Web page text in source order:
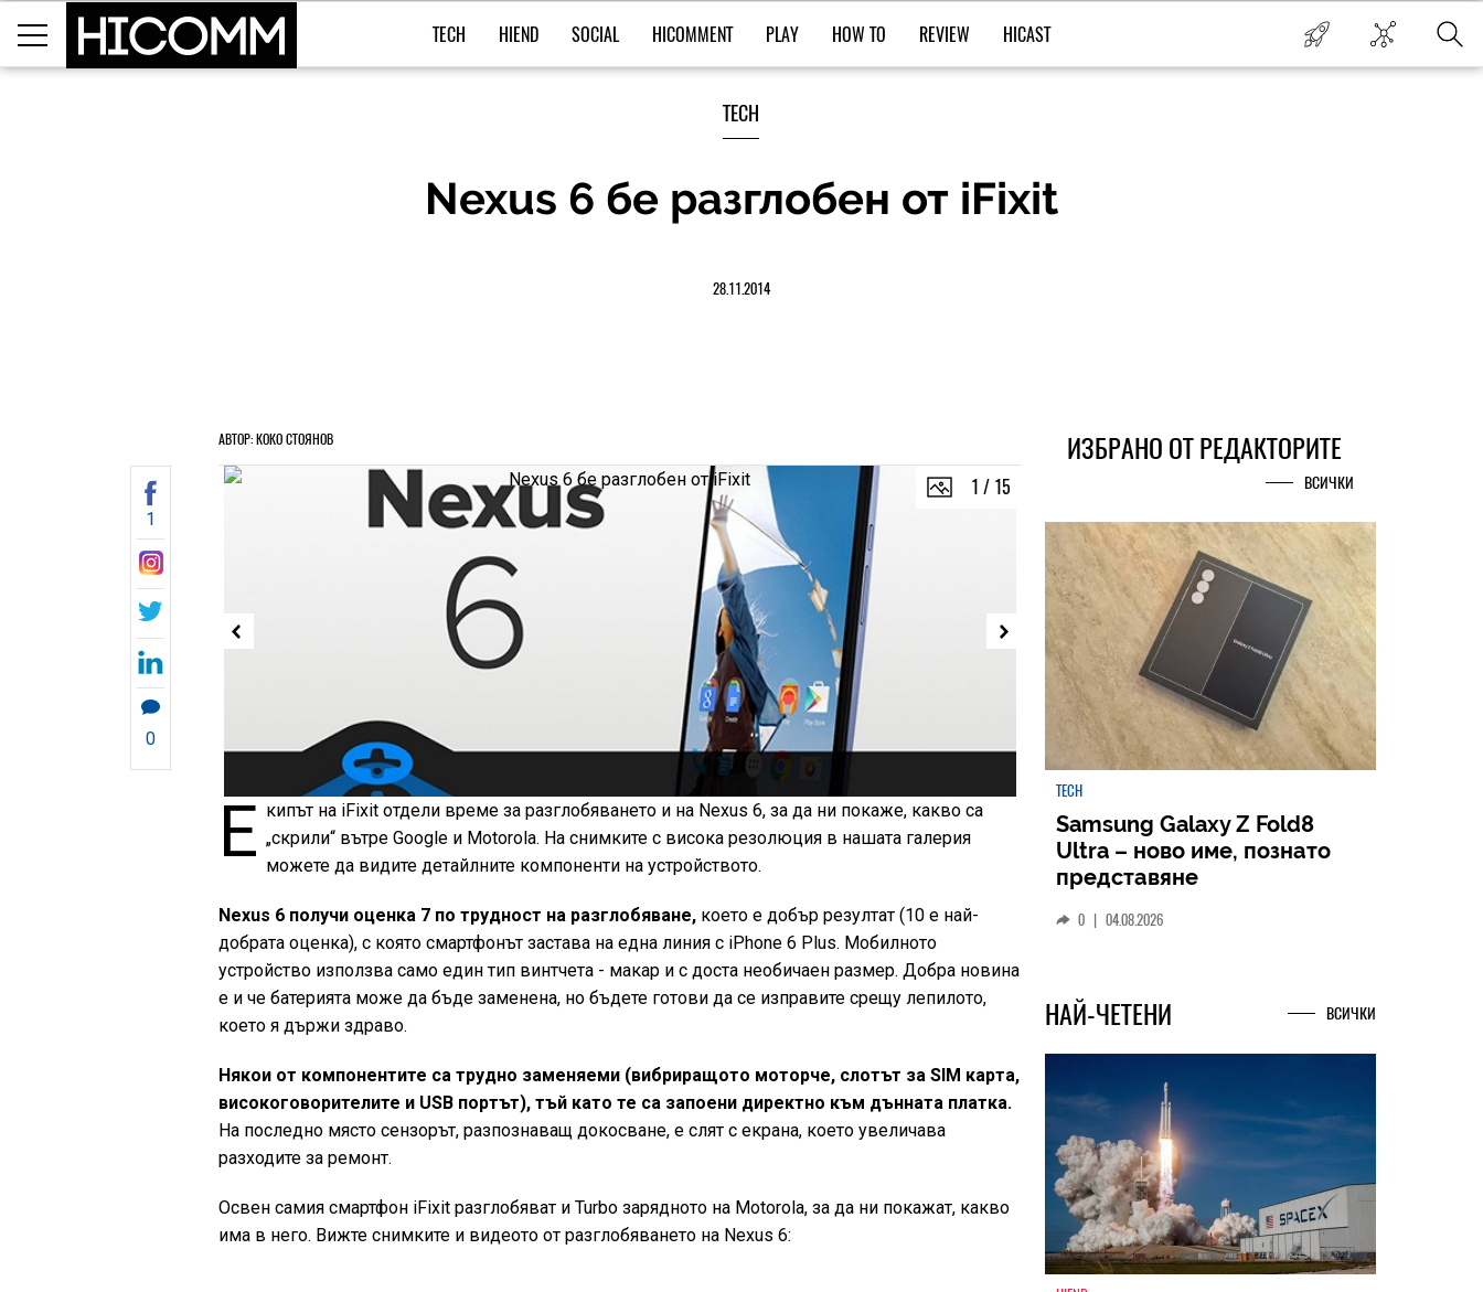
TECH HIEND SOCIAL HICOMMENT PLAY HOW TO REVIEW HICAST
TECH
Nexus 6 бе разглобен от iFixit
28.11.2014
АВТОР: КОКО СТОЯНОВ
1
0
1 / 15
Е кипът на iFixit отдели време за разглобяването и на Nexus 6, за да ни покаже, какво са
„скрили“ вътре Google и Motorola. На снимките с висока резолюция в нашата галерия
можете да видите детайлните компоненти на устройството.
Nexus 6 получи оценка 7 по трудност на разглобяване, което е добър резултат (10 е най-
добрата оценка), с която смартфонът застава на една линия с iPhone 6 Plus. Мобилното
устройство използва само един тип винтчета - макар и с доста необичаен размер. Добра новина
е и че батерията може да бъде заменена, но бъдете готови да се изправите срещу лепилото,
което я държи здраво.
Някои от компонентите са трудно заменяеми (вибриращото моторче, слотът за SIM карта,
високоговорителите и USB портът), тъй като те са запоени директно към дънната платка.
На последно място сензорът, разпознаващ докосване, е слят с екрана, което увеличава
разходите за ремонт.
Освен самия смартфон iFixit разглобяват и Turbo зарядното на Motorola, за да ни покажат, какво
има в него. Вижте снимките и видеото от разглобяването на Nexus 6:
ИЗБРАНО ОТ РЕДАКТОРИТЕ
ВСИЧКИ
TECH
Samsung Galaxy Z Fold8
Ultra – ново име, познато
представяне
0 | 04.08.2026
НАЙ-ЧЕТЕНИ ВСИЧКИ